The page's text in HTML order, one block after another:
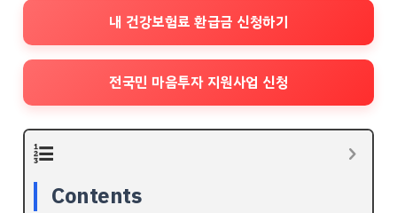
내 건강보험료 환급금 신청하기
전국민 마음투자 지원사업 신청
Contents